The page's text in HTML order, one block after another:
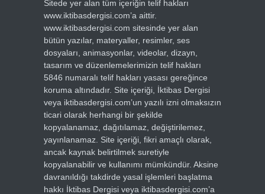
Sitede yer alan tüm içeriğin telif hakları
www.iktibasdergisi.com’a aittir.
www.iktibasdergisi.com sitesinde yer alan
bütün yazılar, materyaller, resimler, ses
dosyaları, animasyonlar, videolar, dizayn,
tasarım ve düzenlemelerimizin telif hakları
5846 numaralı telif hakları yasası gereğince
koruma altındadır. Site içeriği, İktibas Dergisi
veya iktibasdergisi.com’un yazılı izni olmaksızın
ticari olarak herhangi bir şekilde
kopyalanamaz, dağıtılamaz, değiştirilemez,
yayınlanamaz. Site içeriği, fikri amaçlı olarak,
ancak kaynak belirtilmek suretiyle
kopyalanabilir ve kullanımı mümkündür. Aksine
davranıldığı takdirde yasal işlemleri başlatma
hakkı İktibas Dergisi veya iktibasdergisi.com’a